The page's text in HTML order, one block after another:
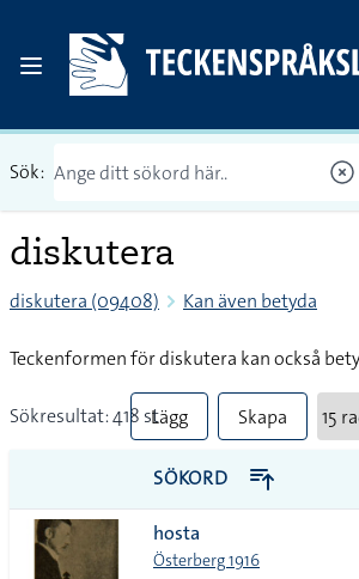
Sök:
diskutera
diskutera (09408) Kan även betyda
Teckenformen för diskutera kan också
Sökresultat: 418 stLägg
till
alla i
lista
Skapa
PDF
SÖKORD
hosta
Österberg 1916